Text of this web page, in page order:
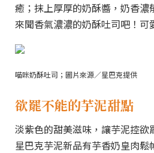
癒；抹上厚厚的奶酥醬，奶香濃
來聞香氣濃濃的奶酥吐司吧！可
喵咪奶酥吐司；圖片來源／星巴克提供
欲罷不能的芋泥甜點
淡紫色的甜美滋味，讓芋泥控欲
星巴克芋泥新品有芋香奶皇肉